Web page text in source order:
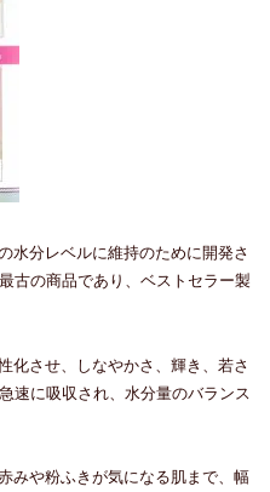
水分レベルに維持のために開発さ
古の商品であり、ベストセラー製
化させ、しなやかさ、輝き、若さ
速に吸収され、水分量のバランス
みや粉ふきが気になる肌まで、幅